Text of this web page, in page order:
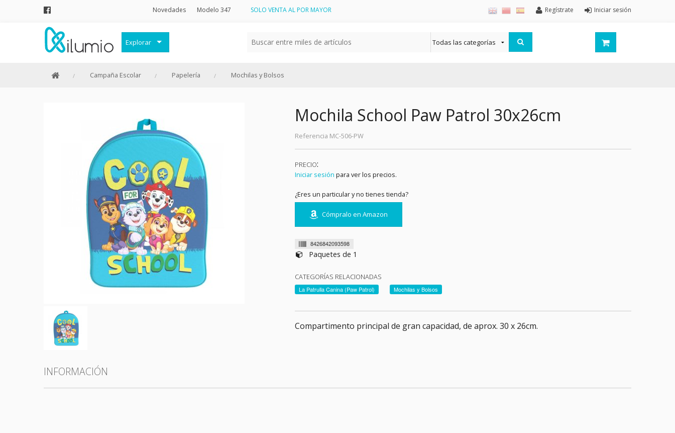
Novedades Modelo 347 SOLO VENTA AL POR MAYOR Iniciar sesión
Regístrate
Explorar
Frases Originales
Menaje
Merchandising Friki
Moda y Complementos
Invierno
Verano
Outlet
Personajes y marcas
Todas las categorías
Campaña Escolar Papelería Mochilas y Bolsos
Mochila School Paw Patrol 30x26cm
Referencia MC-506-PW
PRECIO:
Iniciar sesión para ver los precios.
¿Eres un particular y no tienes tienda?
Cómpralo en Amazon
8426842093598
Paquetes de 1
CATEGORÍAS RELACIONADAS
La Patrulla Canina (Paw Patrol) Mochilas y Bolsos
Compartimento principal de gran capacidad, de aprox. 30 x 26cm.
INFORMACIÓN